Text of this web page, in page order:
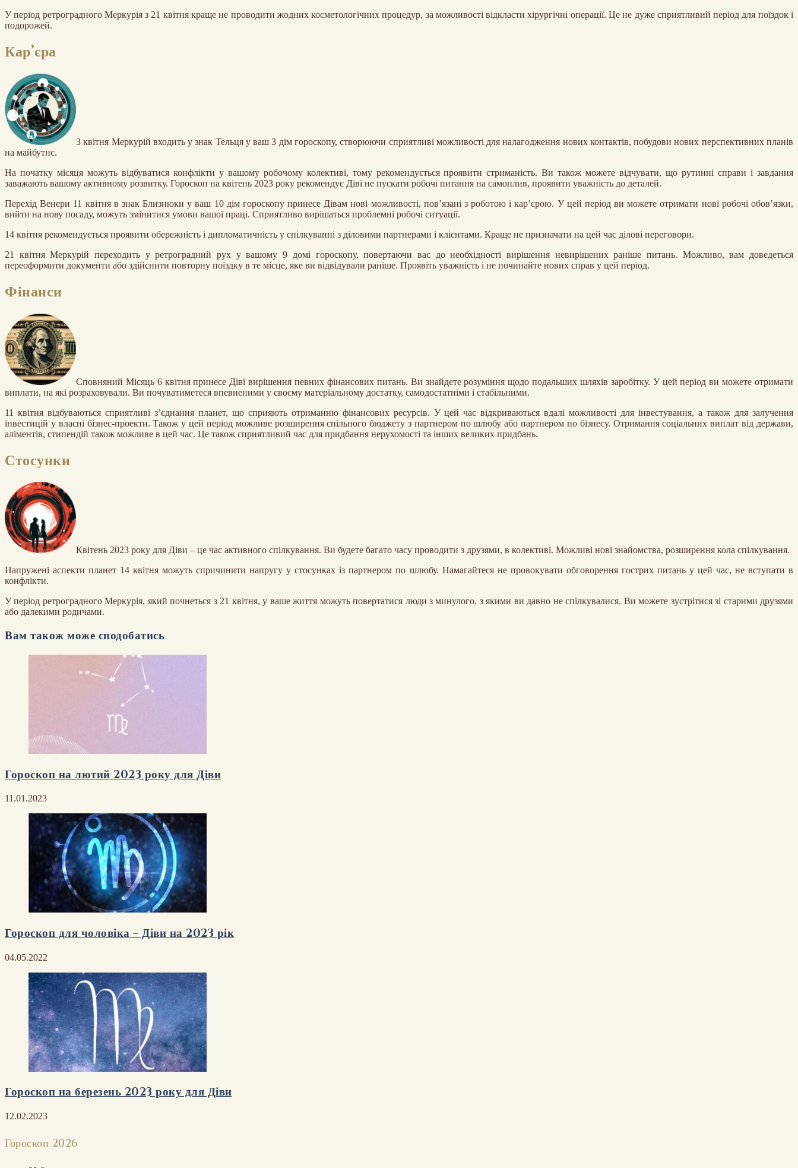
У період ретроградного Меркурія з 21 квітня краще не проводити жодних косметологічних процедур, за можливості відкласти хірургічні операції. Це не дуже сприятливий період для поїздок і
подорожей.
Кар’єра
3 квітня Меркурій входить у знак Тельця у ваш 3 дім гороскопу, створюючи сприятливі можливості для налагодження нових контактів, побудови нових перспективних планів
на майбутнє.
На початку місяця можуть відбуватися конфлікти у вашому робочому колективі, тому рекомендується проявити стриманість. Ви також можете відчувати, що рутинні справи і завдання
заважають вашому активному розвитку. Гороскоп на квітень 2023 року рекомендує Діві не пускати робочі питання на самоплив, проявити уважність до деталей.
Перехід Венери 11 квітня в знак Близнюки у ваш 10 дім гороскопу принесе Дівам нові можливості, пов’язані з роботою і кар’єрою. У цей період ви можете отримати нові робочі обов’язки,
вийти на нову посаду, можуть змінитися умови вашої праці. Сприятливо вирішаться проблемні робочі ситуації.
14 квітня рекомендується проявити обережність і дипломатичність у спілкуванні з діловими партнерами і клієнтами. Краще не призначати на цей час ділові переговори.
21 квітня Меркурій переходить у ретроградний рух у вашому 9 домі гороскопу, повертаючи вас до необхідності вирішення невирішених раніше питань. Можливо, вам доведеться
переоформити документи або здійснити повторну поїздку в те місце, яке ви відвідували раніше. Проявіть уважність і не починайте нових справ у цей період.
Фінанси
Сповняний Місяць 6 квітня принесе Діві вирішення певних фінансових питань. Ви знайдете розуміння щодо подальших шляхів заробітку. У цей період ви можете отримати
виплати, на які розраховували. Ви почуватиметеся впевненими у своєму матеріальному достатку, самодостатніми і стабільними.
11 квітня відбуваються сприятливі з’єднання планет, що сприяють отриманню фінансових ресурсів. У цей час відкриваються вдалі можливості для інвестування, а також для залучення
інвестицій у власні бізнес-проекти. Також у цей період можливе розширення спільного бюджету з партнером по шлюбу або партнером по бізнесу. Отримання соціальних виплат від держави,
аліментів, стипендій також можливе в цей час. Це також сприятливий час для придбання нерухомості та інших великих придбань.
Стосунки
Квітень 2023 року для Діви – це час активного спілкування. Ви будете багато часу проводити з друзями, в колективі. Можливі нові знайомства, розширення кола спілкування.
Напружені аспекти планет 14 квітня можуть спричинити напругу у стосунках із партнером по шлюбу. Намагайтеся не провокувати обговорення гострих питань у цей час, не вступати в
конфлікти.
У період ретроградного Меркурія, який почнеться з 21 квітня, у ваше життя можуть повертатися люди з минулого, з якими ви давно не спілкувалися. Ви можете зустрітися зі старими друзями
або далекими родичами.
Вам також може сподобатись
Гороскоп на лютий 2023 року для Діви
11.01.2023
Гороскоп для чоловіка – Діви на 2023 рік
04.05.2022
Гороскоп на березень 2023 року для Діви
12.02.2023
Гороскоп 2026